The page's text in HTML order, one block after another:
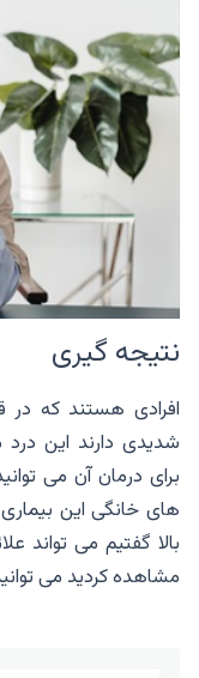
نتیجه گیری
افرادی هستند که
شدیدی دارند این
برای درمان آن می
های خانگی این
بالا گفتیم می تواند
مشاهده کردید می